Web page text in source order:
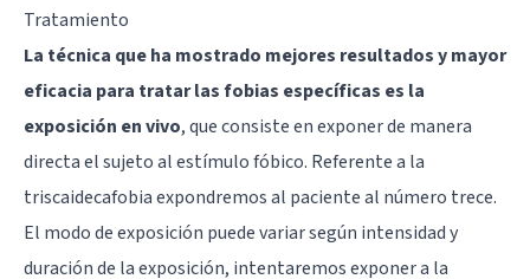
Tratamiento
La técnica que ha mostrado mejores resultados y mayor
eficacia para tratar las fobias específicas es la
exposición en vivo, que consiste en exponer de manera
directa el sujeto al estímulo fóbico. Referente a la
triscaidecafobia expondremos al paciente al número trece.
El modo de exposición puede variar según intensidad y
duración de la exposición, intentaremos exponer a la